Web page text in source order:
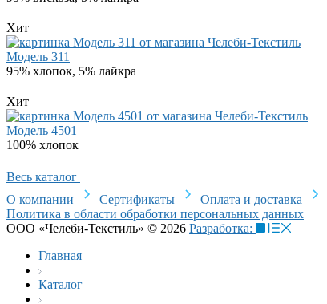
Хит
Модель 311
95% хлопок, 5% лайкра
Хит
Модель 4501
100% хлопок
Весь каталог
О компании
Сертификаты Оплата и доставка
Политика в области обработки персональных данных
ООО «Челеби-Текстиль» © 2026 Разработка:
Главная
Каталог